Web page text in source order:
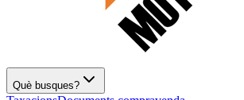
Què busques?